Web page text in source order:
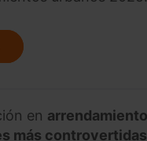
en
más controvertidas